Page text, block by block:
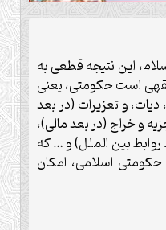
این نتیجه قطعی به
است حکومتی، یعنی
و تعزیرات (در بعد
و خراج (در بعد مالی)،
بین الملل) و … که
اسلامی، امکان